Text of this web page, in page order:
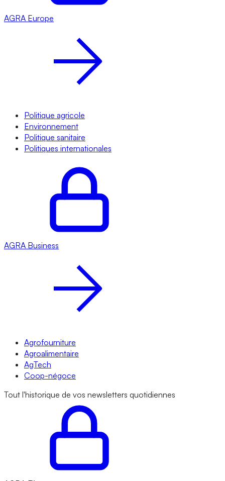
AGRA Europe
Politique agricole
Environnement
Politique sanitaire
Politiques internationales
AGRA Business
Agrofourniture
Agroalimentaire
AgTech
Coop-négoce
Tout l'historique de vos newsletters quotidiennes